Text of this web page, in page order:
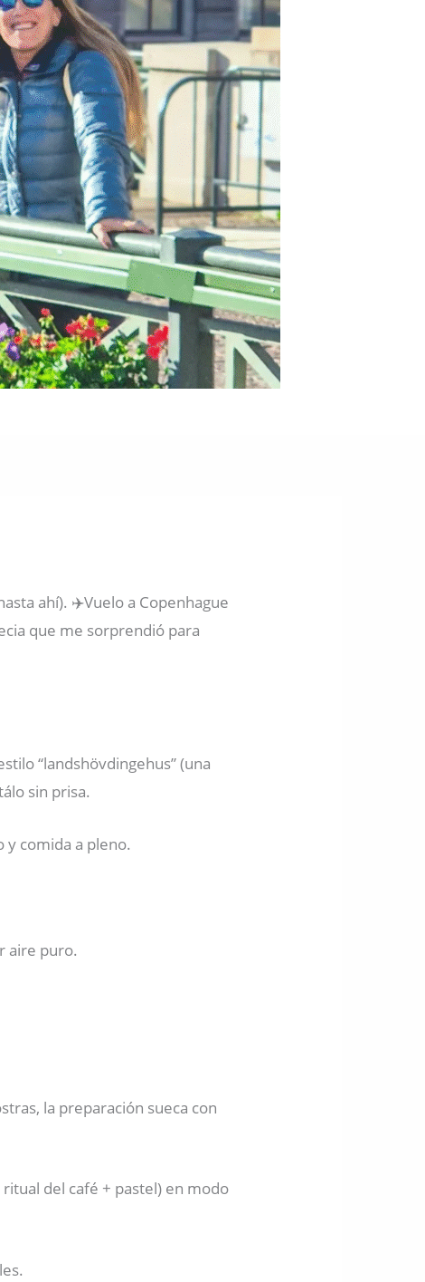
ahí). ✈️Vuelo a Copenhague
que me sorprendió para
“landshövdingehus” (una
sin prisa.
y comida a pleno.
aire puro.
la preparación sueca con
del café + pastel) en modo